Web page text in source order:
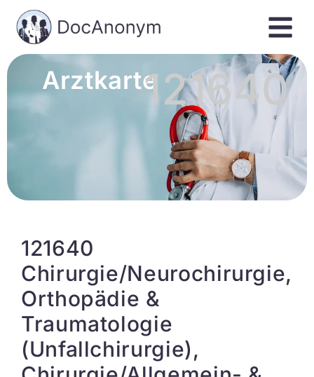
Arztkarte121640
121640
Chirurgie/Neurochirurgie,
Orthopädie &
Traumatologie
(Unfallchirurgie),